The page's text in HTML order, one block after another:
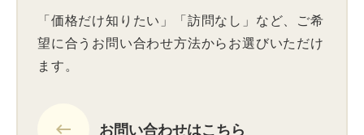
「価格だけ知りたい」「訪問なし」など、ご希
望に合うお問い合わせ方法からお選びいただけ
ます。
keyboard_backspace お問い合わせはこちら